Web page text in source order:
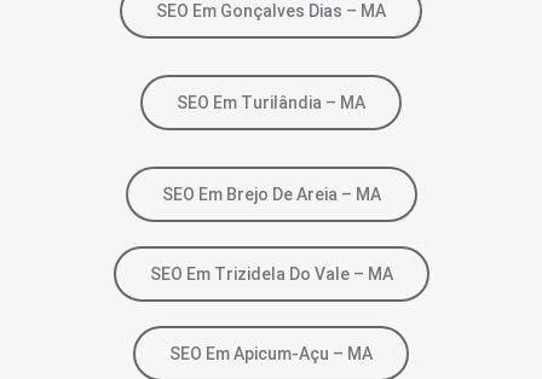
SEO Em Gonçalves Dias – MA
SEO Em Turilândia – MA
SEO Em Brejo De Areia – MA
SEO Em Trizidela Do Vale – MA
SEO Em Apicum-Açu – MA